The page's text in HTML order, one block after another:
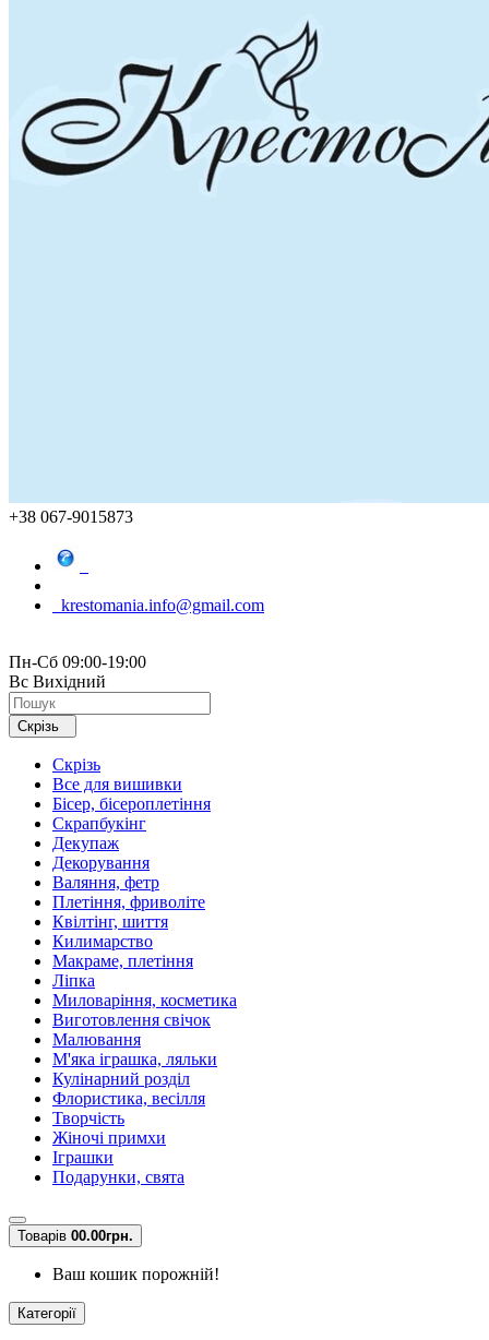
+38 067-9015873
krestomania.info@gmail.com
Пн-Сб 09:00-19:00
Вс Вихідний
Скрізь
Скрізь
Все для вишивки
Бісер, бісероплетіння
Скрапбукінг
Декупаж
Декорування
Валяння, фетр
Плетіння, фриволіте
Квілтінг, шиття
Килимарство
Макраме, плетіння
Ліпка
Миловаріння, косметика
Виготовлення свічок
Малювання
М'яка іграшка, ляльки
Кулінарний розділ
Флористика, весілля
Творчість
Жіночі примхи
Іграшки
Подарунки, свята
Товарів 00.00грн.
Ваш кошик порожній!
Категорії